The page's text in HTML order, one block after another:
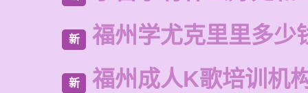
新 福州学尤克里里多少
新 福州成人K歌培训机